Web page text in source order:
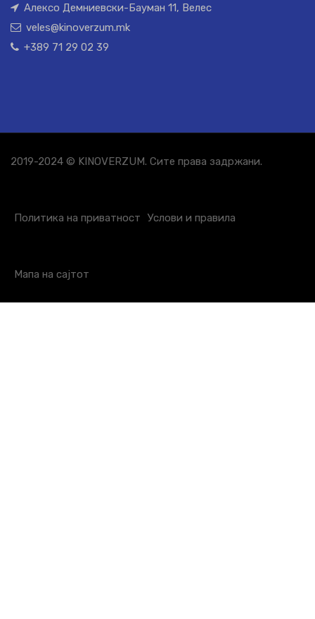
Алексо Демниевски-Бауман 11, Велес
veles@kinoverzum.mk
+389 71 29 02 39
2019-2024 © KINOVERZUM. Сите права задржани.
Политика на приватност Услови и правила
Мапа на сајтот